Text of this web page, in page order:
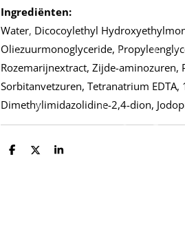
Ingrediënten:
Water, Dicocoylethyl
Oliezuurmonoglyceride,
Rozemarijnextract, Zijde-aminozuren,
Sorbitanvetzuren, Tetranatrium
Dimethylimidazolidine-2,4-dion,
D
D
S